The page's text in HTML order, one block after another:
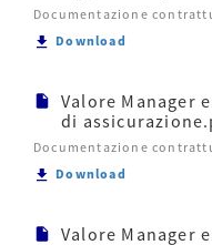
Documentazione
Download
Valore Manager
di
Documentazione
Download
Valore Manager